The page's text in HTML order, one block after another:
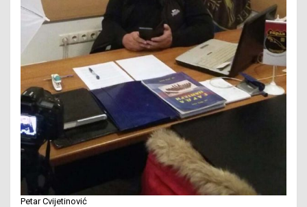
Petar Cvijetinović